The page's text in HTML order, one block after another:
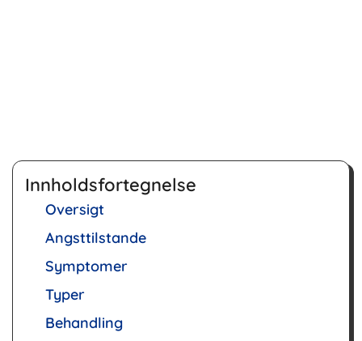
Innholdsfortegnelse
Oversigt
Angsttilstande
Symptomer
Typer
Behandling